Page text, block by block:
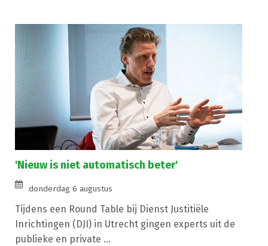
'Nieuw is niet automatisch beter'
donderdag 6 augustus
Tijdens een Round Table bij Dienst Justitiële
Inrichtingen (DJI) in Utrecht gingen experts uit de
publieke en private ...